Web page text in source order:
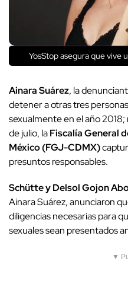
YosStop asegura que vive
Ainara Suárez, la
detener a otras tres
sexualmente en el año
de julio, laFiscalía General
México (FGJ-CDMX)
presuntos responsables.
Schütte y Delsol Gojon
Ainara Suárez, anunciaron
diligencias necesarias para
sexuales sean presentados
▼